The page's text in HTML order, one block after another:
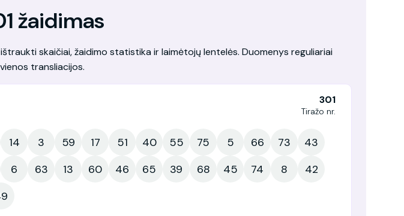
žaidimas
skaičiai, žaidimo statistika ir laimėtojų lentelės. Duomenys reguliariai
transliacijos.
301
Tiražo nr.
14 3 59 17 51 40 55 75 5 66 73
43
6 63 13 60 46 65 39 68 45 74 8
42